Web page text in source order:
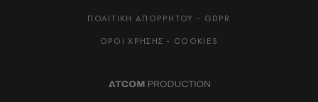
ΠΟΛΙΤΙΚΗ ΑΠΟΡΡΗΤΟΥ - GDPR
ΟΡΟΙ ΧΡΗΣΗΣ - COOKIES